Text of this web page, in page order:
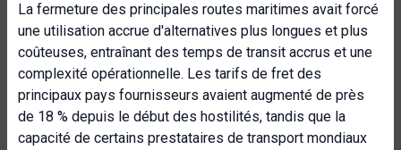
La fermeture des principales routes maritimes avait forcé
une utilisation accrue d'alternatives plus longues et plus
coûteuses, entraînant des temps de transit accrus et une
complexité opérationnelle. Les tarifs de fret des
principaux pays fournisseurs avaient augmenté de près
de 18 % depuis le début des hostilités, tandis que la
capacité de certains prestataires de transport mondiaux